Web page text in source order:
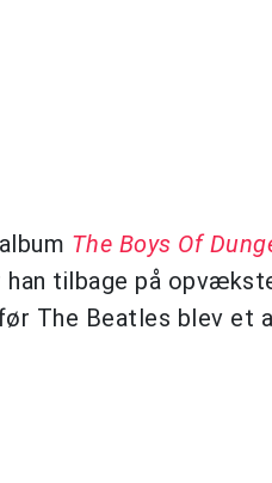
The Boys Of
han tilbage på
The Beatles blev et